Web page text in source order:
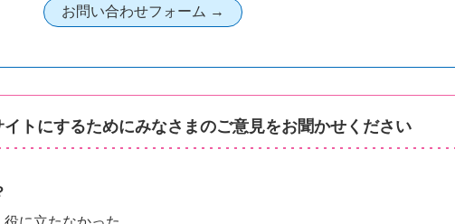
トにするためにみなさまのご意見をお聞かせください